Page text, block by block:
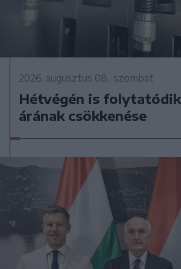
2026. augusztus 08., szombat
Hétvégén is
árának csökkenése